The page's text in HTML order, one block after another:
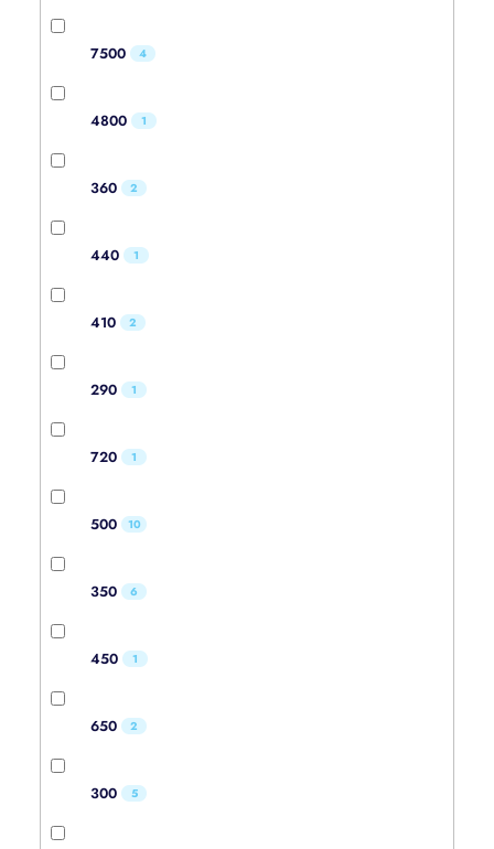
7500 4
4800 1
360 2
440 1
410 2
290 1
720 1
500 10
350 6
450 1
650 2
300 5